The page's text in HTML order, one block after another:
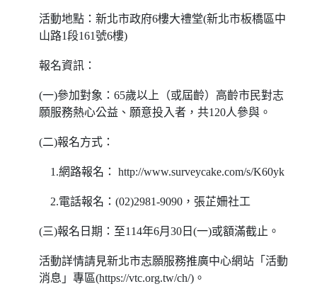
活動地點：新北市政府6樓大禮堂(新北市板橋區中
山路1段161號6樓)
報名資訊：
(一)參加對象：65歲以上（或屆齡）高齡市民對志
願服務熱心公益、願意投入者，共120人參與。
(二)報名方式：
1.網路報名： http://www.surveycake.com/s/K60yk
2.電話報名：(02)2981-9090，張芷姍社工
(三)報名日期：至114年6月30日(一)或額滿截止。
活動詳情請見新北市志願服務推廣中心網站「活動
消息」專區(https://vtc.org.tw/ch/)。